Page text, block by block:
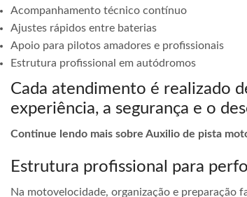
Acompanhamento técnico contínuo
Ajustes rápidos entre baterias
Apoio para pilotos amadores e profissionais
Estrutura profissional em autódromos
Cada atendimento é realizado
experiência, a segurança e o
Continue lendo mais sobre Auxilio de pista
Estrutura profissional para
Na motovelocidade, organização e preparação